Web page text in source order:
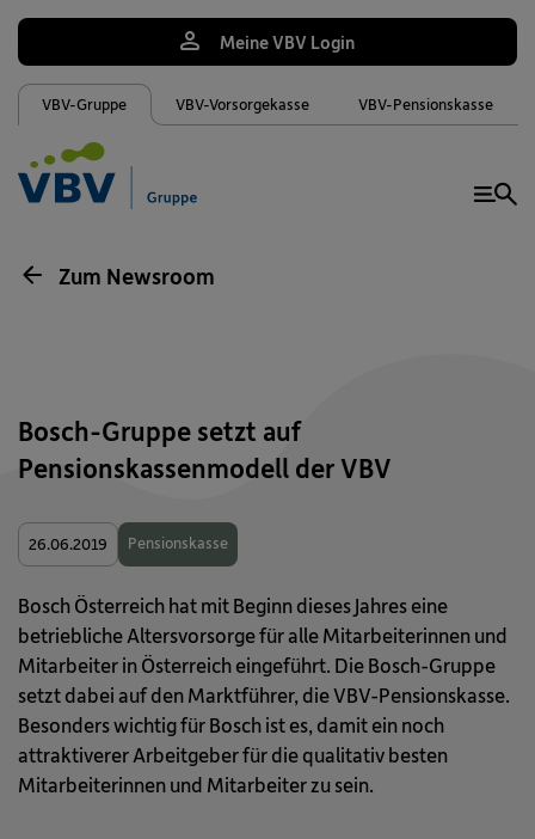
VBV-Gruppe VBV-Vorsorgekasse VBV-Pensionskasse
Meine VBV Login
Zum Newsroom
Bosch-Gruppe setzt auf
Pensionskassenmodell der VBV
26.06.2019 Pensionskasse
Bosch Österreich hat mit Beginn dieses Jahres eine
betriebliche Altersvorsorge für alle Mitarbeiterinnen und
Mitarbeiter in Österreich eingeführt. Die Bosch-Gruppe
setzt dabei auf den Marktführer, die VBV-Pensionskasse.
Besonders wichtig für Bosch ist es, damit ein noch
attraktiverer Arbeitgeber für die qualitativ besten
Mitarbeiterinnen und Mitarbeiter zu sein.